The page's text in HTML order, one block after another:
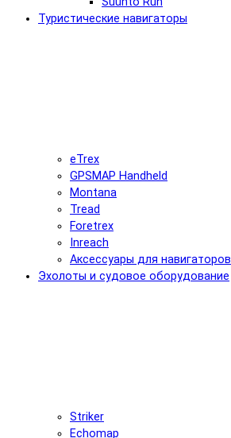
Туристические навигаторы
eTrex
GPSMAP Handheld
Montana
Tread
Foretrex
Inreach
Аксессуары для навигаторов
Эхолоты и судовое оборудование
Striker
Echomap